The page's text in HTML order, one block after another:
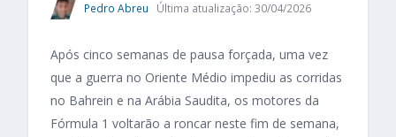
Pedro Abreu Última atualização: 30/04/2026
Após cinco semanas de pausa forçada, uma vez
que a guerra no Oriente Médio impediu as corridas
no Bahrein e na Arábia Saudita, os motores da
Fórmula 1 voltarão a roncar neste fim de semana,